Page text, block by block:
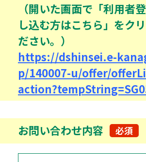
（開いた画面で「利用者
し込む方はこちら」をク
ださい。）
https://dshinsei.e-
p/140007-u/offer/
お問い合わせ内容 必須